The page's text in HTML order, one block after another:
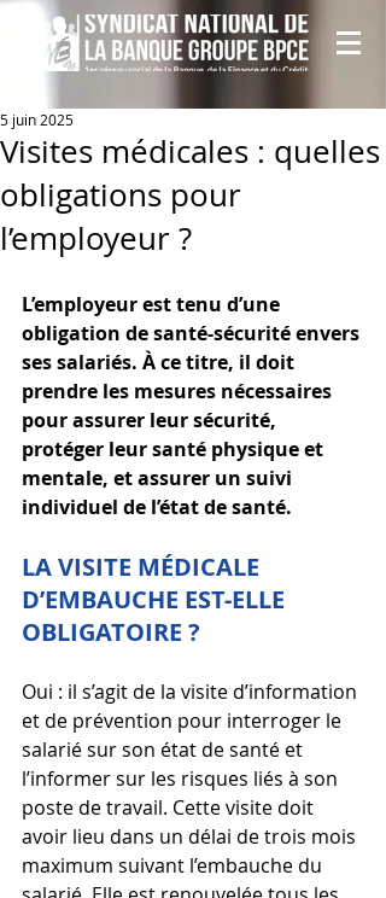
Visites médicales : quelles
obligations pour
l’employeur ?
5 juin 2025
L’employeur est tenu d’une
obligation de santé-sécurité envers
ses salariés. À ce titre, il doit
prendre les mesures nécessaires
pour assurer leur sécurité,
protéger leur santé physique et
mentale, et assurer un suivi
individuel de l’état de santé.
LA VISITE MÉDICALE
D’EMBAUCHE EST-ELLE
OBLIGATOIRE ?
Oui : il s’agit de la visite d’information
et de prévention pour interroger le
salarié sur son état de santé et
l’informer sur les risques liés à son
poste de travail. Cette visite doit
avoir lieu dans un délai de trois mois
maximum suivant l’embauche du